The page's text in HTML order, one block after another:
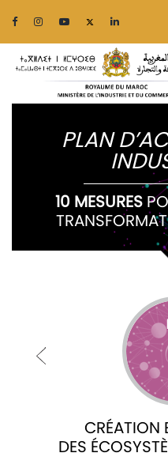
Ministère
Médiaroom
PLAN
10 MESURES
CRÉATION
DES